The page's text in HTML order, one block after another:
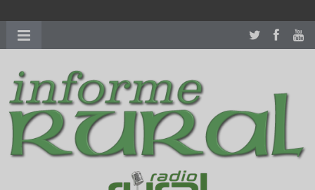
richardmillereplica
women.patekphilippe.tofor sale in usa recognized command with
dining room table ceremony. welcome to our
perfectwatches.is
shop. best youngsexdoll.comwith professional customer
services. 1: 1 design high
https://reallydiamond.com/